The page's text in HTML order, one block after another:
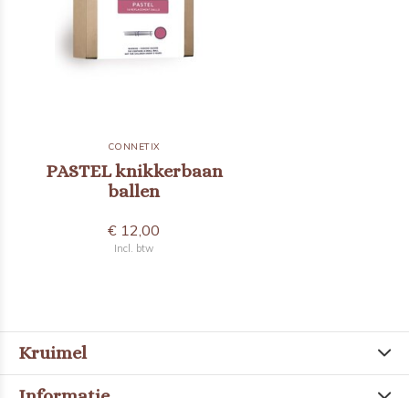
CONNETIX
PASTEL knikkerbaan
ballen
€ 12,00
Incl. btw
Kruimel